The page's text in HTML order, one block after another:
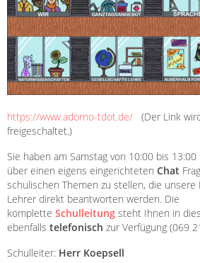
https://www.adorno-tdot.de/ (Der Link
freigeschaltet.)
Sie haben am Samstag von 10:00 bis
über einen eigens eingerichteten Chat
schulischen Themen zu stellen, die unsere
Lehrer direkt beantworten werden. Die
komplette Schulleitung steht Ihnen in
ebenfalls telefonisch zur Verfügung (069
Schulleiter: Herr Koepsell